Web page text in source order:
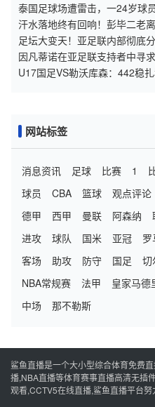
泰国足球场遭雷击，一24岁球
少9人受伤，警方介入调查
汗水落地终有回响！彭毕二老
练身份征战亚冠
足坛大变天！亚足联内部彻底
诺连任
因凡蒂诺在亚足联支持者中寻
发关注
U17国足VS勒沃库森：442稳
网站标签
消息资讯 足球 比赛 1
球员
CBA 篮球 观点评论
德甲
西甲 曼联 阿森纳
进攻
球队 国米 亚冠 罗
客场
助攻 防守 国足 切
NBA常规赛
法甲 皇家马德
中场
那不勒斯
鲨鱼直播是一个大小型综合体育免费
播,NBA直播等体育赛事直播高清无插
观看,CCTV5在线直播,鲨鱼直播平台努